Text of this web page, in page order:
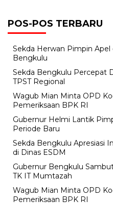
POS-POS TERBARU
Sekda Herwan Pimpin
Bengkulu
Sekda Bengkulu Percepat
TPST Regional
Wagub Mian Minta OPD
Pemeriksaan BPK RI
Gubernur Helmi Lantik
Periode Baru
Sekda Bengkulu Apresiasi
di Dinas ESDM
Gubernur Bengkulu
TK IT Mumtazah
Wagub Mian Minta OPD
Pemeriksaan BPK RI